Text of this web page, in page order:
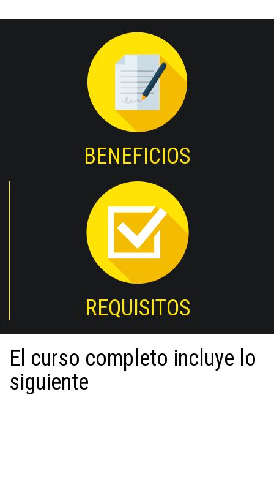
BENEFICIOS
REQUISITOS
El curso completo incluye lo
siguiente